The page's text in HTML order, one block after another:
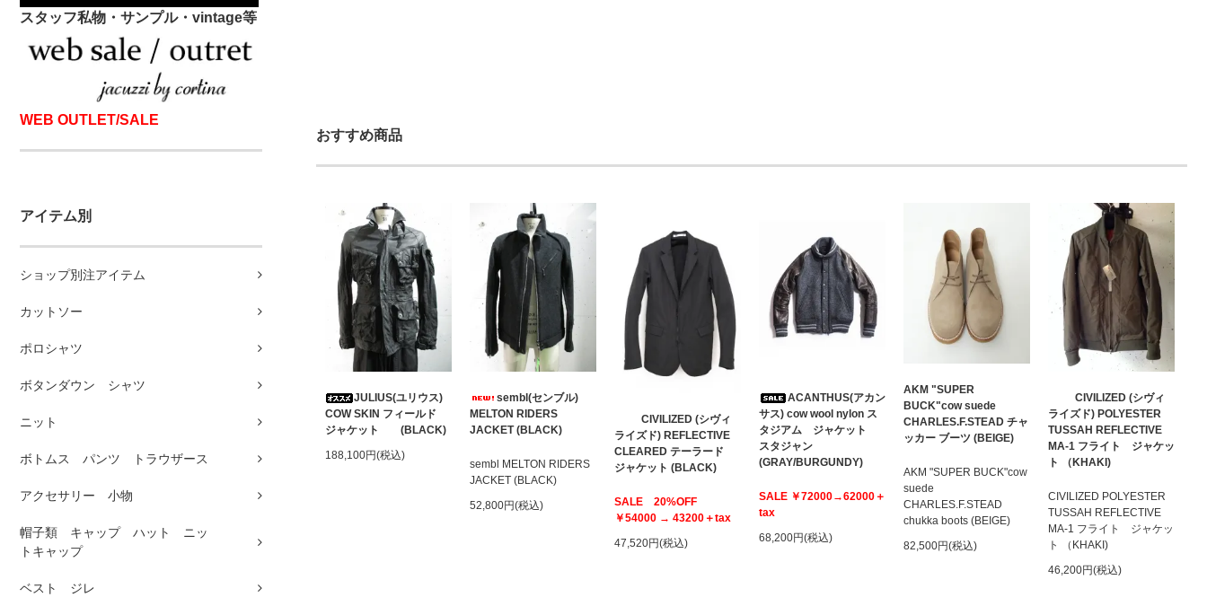
スタッフ私物・サンプル・vintage等
WEB OUTLET/SALE
アイテム別
ショップ別注アイテム
カットソー
ポロシャツ
ボタンダウン シャツ
ニット
ボトムス パンツ トラウザース
アクセサリー 小物
帽子類 キャップ ハット ニッ
トキャップ
ベスト ジレ
おすすめ商品
JULIUS(ユリウス)
COW SKIN フィールド
ジャケット (BLACK)
188,100円(税込)
sembl(センブル)
MELTON RIDERS
JACKET (BLACK)
sembl MELTON RIDERS
JACKET (BLACK)
52,800円(税込)
CIVILIZED (シヴィ
ライズド) REFLECTIVE
CLEARED テーラード
ジャケット (BLACK)
SALE 20%OFF
￥54000 → 43200＋tax
47,520円(税込)
ACANTHUS(アカン
サス) cow wool nylon ス
タジアム ジャケット
スタジャン
(GRAY/BURGUNDY)
SALE ￥72000→62000＋
tax
68,200円(税込)
AKM "SUPER
BUCK"cow suede
CHARLES.F.STEAD チャ
ッカー ブーツ (BEIGE)
AKM "SUPER BUCK"cow
suede
CHARLES.F.STEAD
chukka boots (BEIGE)
82,500円(税込)
CIVILIZED (シヴィ
ライズド) POLYESTER
TUSSAH REFLECTIVE
MA-1 フライト ジャケッ
ト （KHAKI)
CIVILIZED POLYESTER
TUSSAH REFLECTIVE
MA-1 フライト ジャケッ
ト （KHAKI)
46,200円(税込)